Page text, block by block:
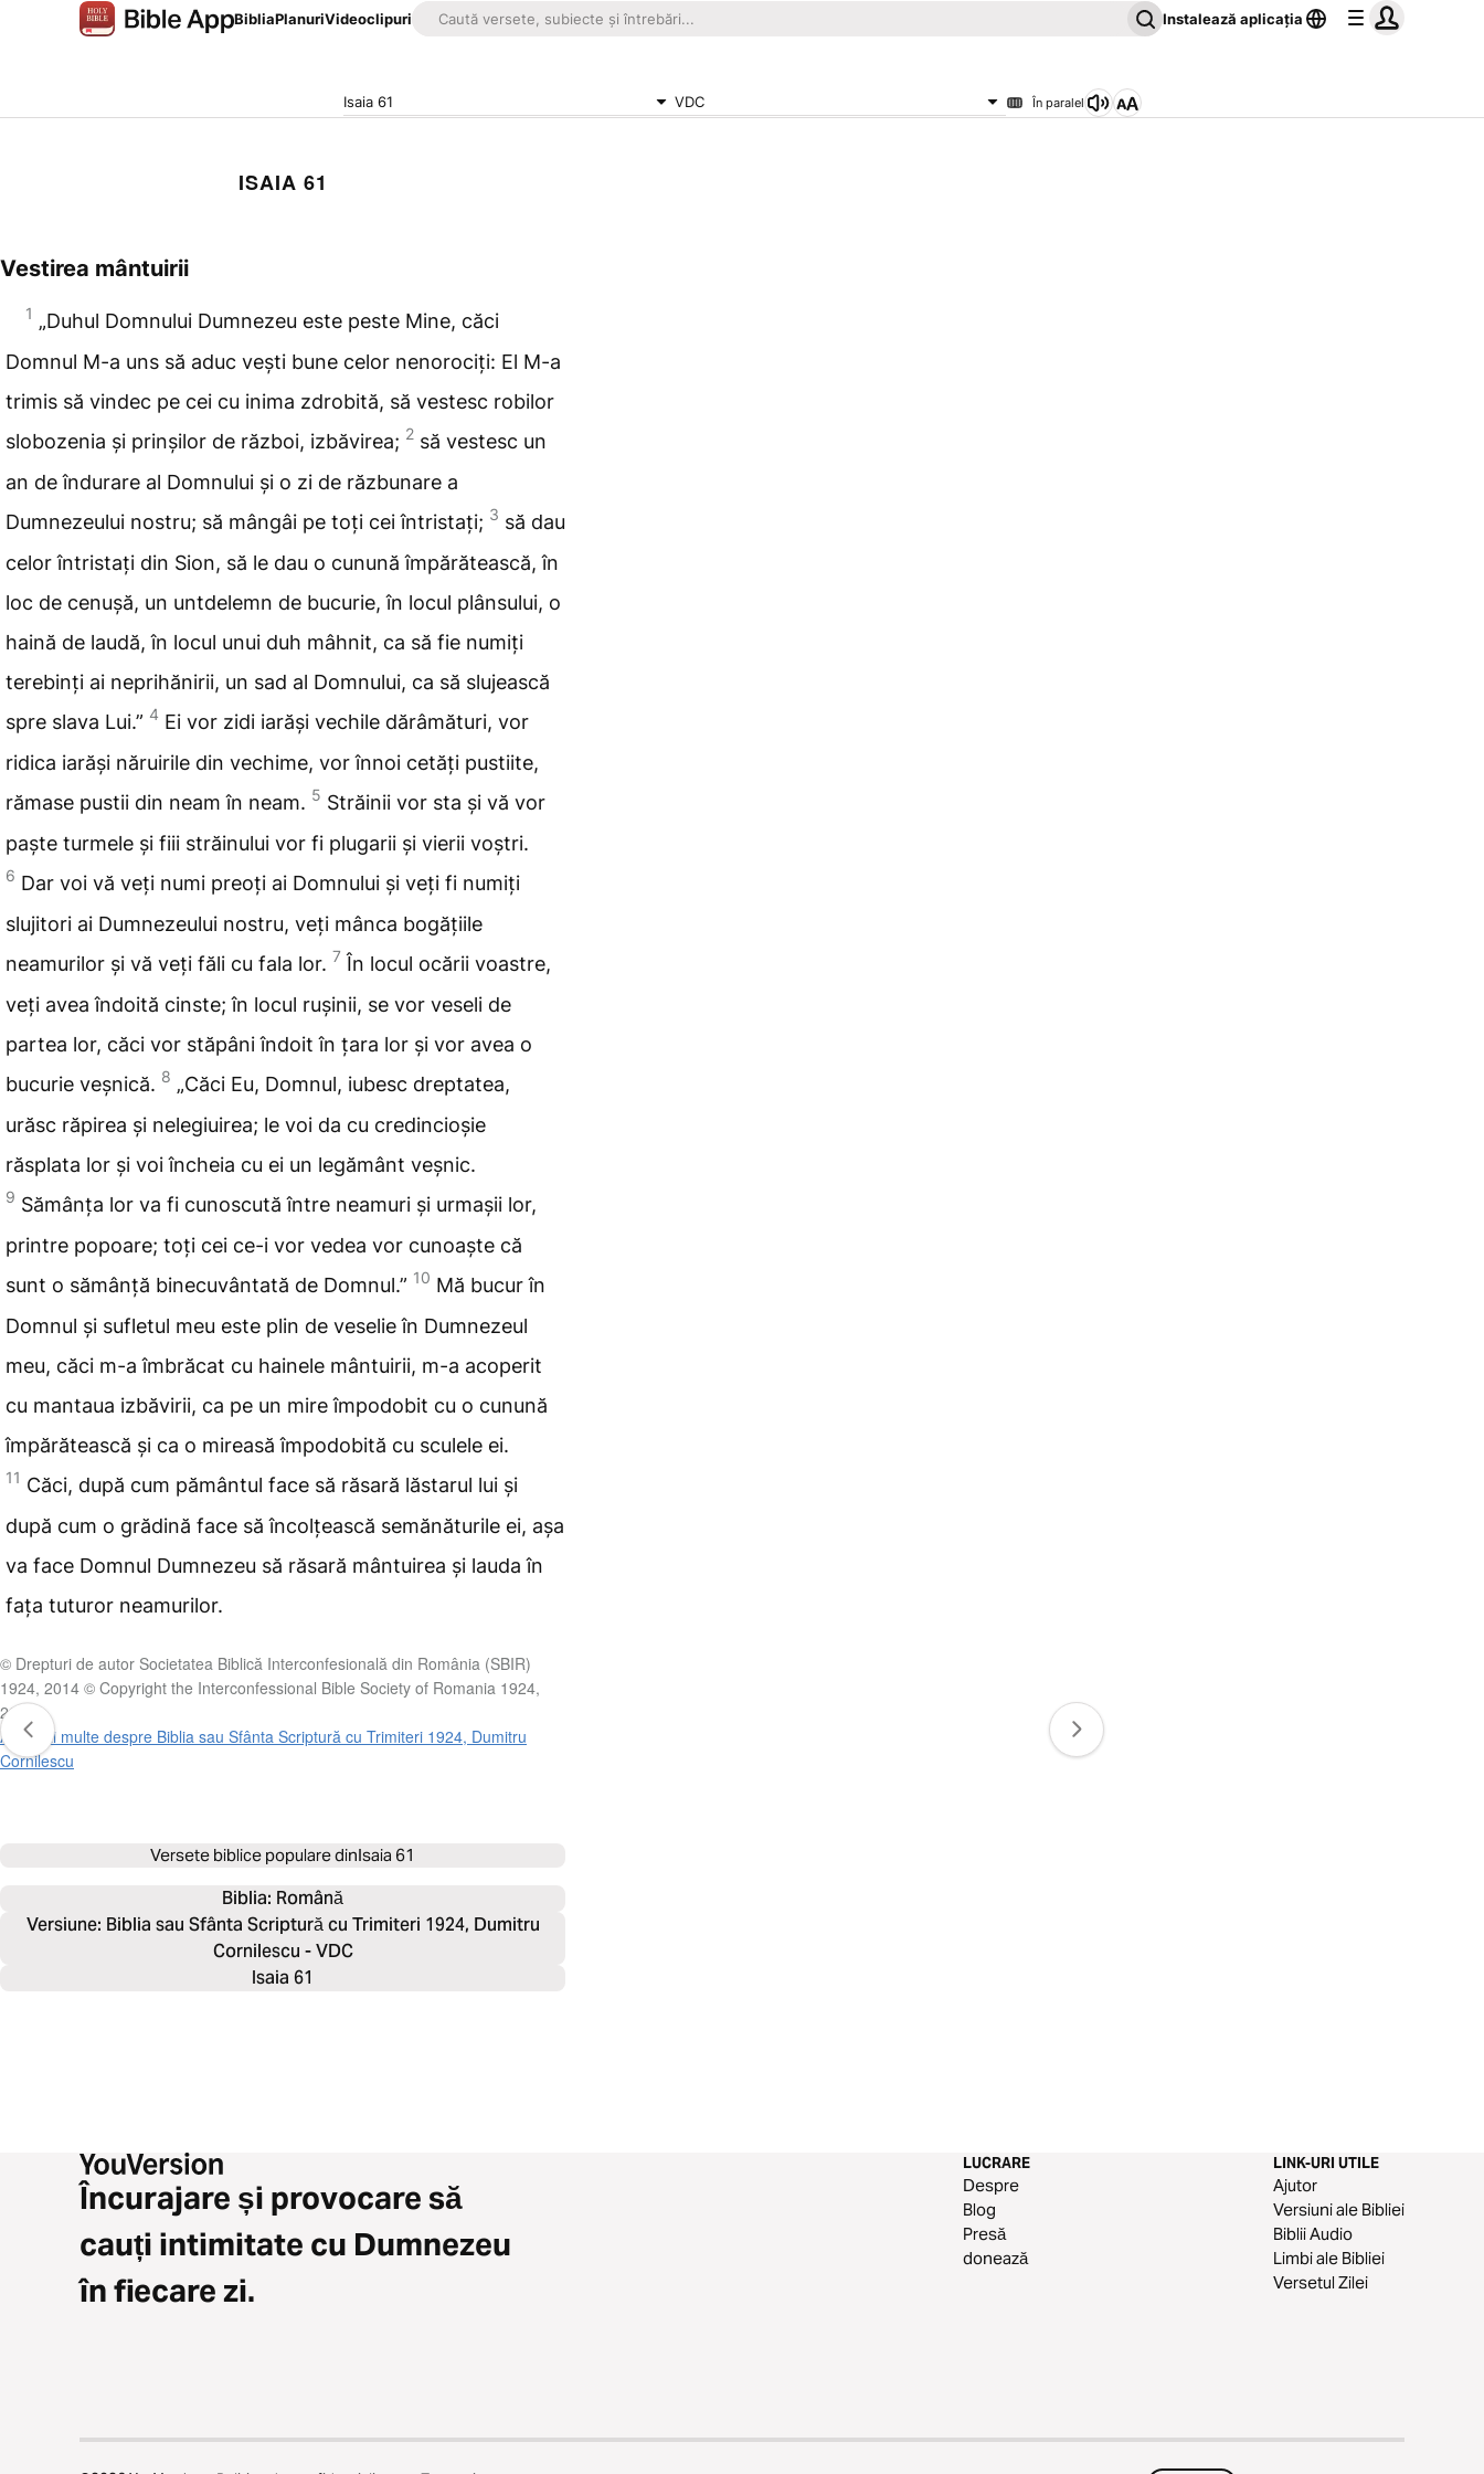
BibliaPlanuriVideoclipuri Instalează aplicația
Isaia 61 VDC În paralel
ISAIA 61
Vestirea mântuirii
1 „Duhul Domnului Dumnezeu este peste Mine, căci
Domnul M-a uns să aduc vești bune celor nenorociți: El M-a
trimis să vindec pe cei cu inima zdrobită, să vestesc robilor
slobozenia și prinșilor de război, izbăvirea; 2 să vestesc un
an de îndurare al Domnului și o zi de răzbunare a
Dumnezeului nostru; să mângâi pe toți cei întristați; 3 să dau
celor întristați din Sion, să le dau o cunună împărătească, în
loc de cenușă, un untdelemn de bucurie, în locul plânsului, o
haină de laudă, în locul unui duh mâhnit, ca să fie numiți
terebinți ai neprihănirii, un sad al Domnului, ca să slujească
spre slava Lui.” 4 Ei vor zidi iarăși vechile dărâmături, vor
ridica iarăși năruirile din vechime, vor înnoi cetăți pustiite,
rămase pustii din neam în neam. 5 Străinii vor sta și vă vor
paște turmele și fiii străinului vor fi plugarii și vierii voștri.
6 Dar voi vă veți numi preoți ai Domnului și veți fi numiți
slujitori ai Dumnezeului nostru, veți mânca bogățiile
neamurilor și vă veți făli cu fala lor. 7 În locul ocării voastre,
veți avea îndoită cinste; în locul rușinii, se vor veseli de
partea lor, căci vor stăpâni îndoit în țara lor și vor avea o
bucurie veșnică. 8 „Căci Eu, Domnul, iubesc dreptatea,
urăsc răpirea și nelegiuirea; le voi da cu credincioșie
răsplata lor și voi încheia cu ei un legământ veșnic.
9 Sămânța lor va fi cunoscută între neamuri și urmașii lor,
printre popoare; toți cei ce-i vor vedea vor cunoaște că
sunt o sămânță binecuvântată de Domnul.” 10 Mă bucur în
Domnul și sufletul meu este plin de veselie în Dumnezeul
meu, căci m-a îmbrăcat cu hainele mântuirii, m-a acoperit
cu mantaua izbăvirii, ca pe un mire împodobit cu o cunună
împărătească și ca o mireasă împodobită cu sculele ei.
11 Căci, după cum pământul face să răsară lăstarul lui și
după cum o grădină face să încolțească semănăturile ei, așa
va face Domnul Dumnezeu să răsară mântuirea și lauda în
fața tuturor neamurilor.
© Drepturi de autor Societatea Biblică Interconfesională din România (SBIR)
1924, 2014 © Copyright the Interconfessional Bible Society of Romania 1924,
2014
Află mai multe despre Biblia sau Sfânta Scriptură cu Trimiteri 1924, Dumitru
Cornilescu
Versete biblice populare dinIsaia 61
Biblia: Română
Versiune: Biblia sau Sfânta Scriptură cu Trimiteri 1924, Dumitru
Cornilescu - VDC
Isaia 61
Încurajare și provocare să
cauți intimitate cu Dumnezeu
în fiecare zi.
LUCRARE
Despre
Blog
Presă
donează
LINK-URI UTILE
Ajutor
Versiuni ale Bibliei
Biblii Audio
Limbi ale Bibliei
Versetul Zilei